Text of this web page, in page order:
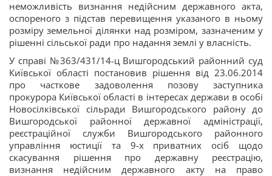
неможливість визнання недійсним державного акта,
оспореного з підстав перевищення указаного в ньому
розміру земельної ділянки над розміром, зазначеним у
рішенні сільської ради про надання землі у власність.
У справі №363/431/14-ц Вишгородський районний суд
Київської області постановив рішення від 23.06.2014
про часткове задоволення позову заступника
прокурора Київської області в інтересах держави в особі
Новосілківської сільради Вишгородського району до
Вишгородської районної державної адміністрації,
реєстраційної служби Вишгородського районного
управління юстиції та 9-х приватних осіб щодо
скасування рішення про державну реєстрацію,
визнання недійсним державного акту на право